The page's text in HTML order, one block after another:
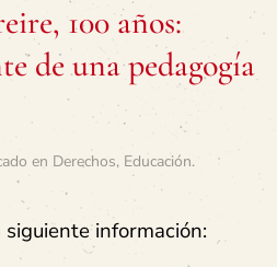
100 años:
de una pedagogía
en Derechos, Educación.
información: